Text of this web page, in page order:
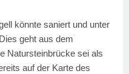
könnte saniert und unter
geht aus dem
Natursteinbrücke sei als
auf der Karte des